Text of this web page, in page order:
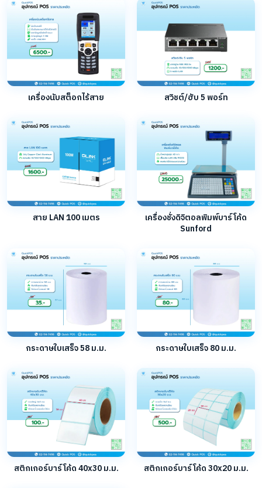
เครื่องนับสต็อกไร้สาย สวิชต์/ฮับ 5 พอร์ท
สาย LAN 100 เมตร
เครื่องชั่งดิจิตอลพิมพ์บาร์โค้ด
Sunford
กระดาษใบเสร็จ 58 ม.ม. กระดาษใบเสร็จ 80 ม.ม.
สติกเกอร์บาร์โค้ด 40x30 ม.ม. สติกเกอร์บาร์โค้ด 30x20 ม.ม.